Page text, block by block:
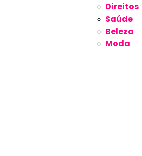
Direitos
Saúde
Beleza
Moda